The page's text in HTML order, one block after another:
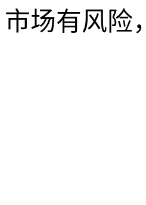
市场有风险